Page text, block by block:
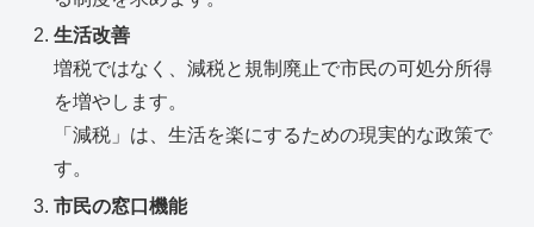
生活改善
増税ではなく、減税と規制廃止で市民の可処分所得
を増やします。
「減税」は、生活を楽にするための現実的な政策で
す。
市民の窓口機能